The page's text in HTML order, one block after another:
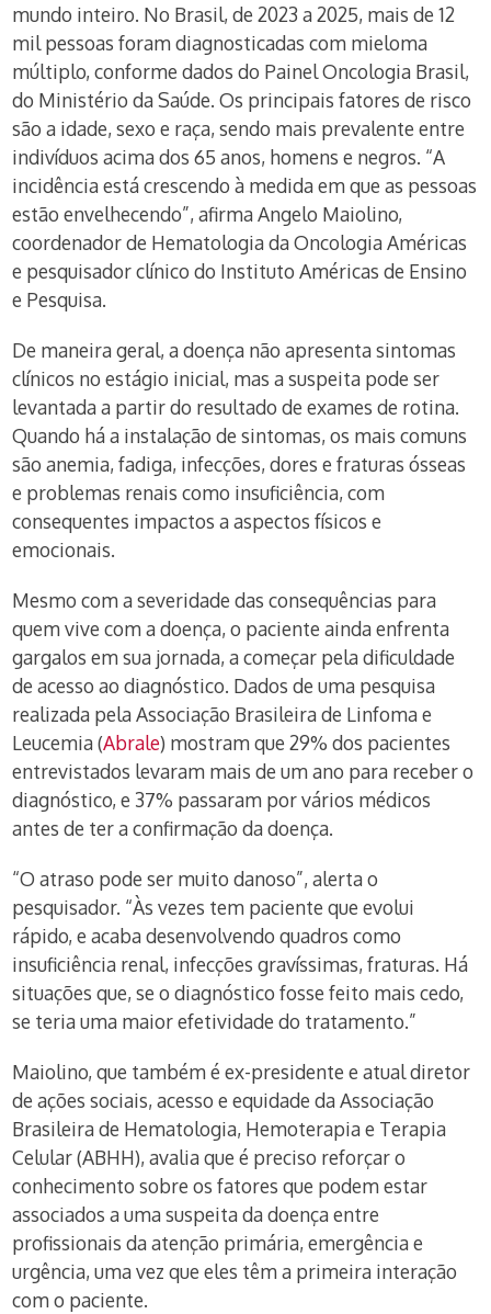
mundo inteiro. No Brasil, de 2023 a 2025, mais de 12
mil pessoas foram diagnosticadas com mieloma
múltiplo, conforme dados do Painel Oncologia Brasil,
do Ministério da Saúde. Os principais fatores de risco
são a idade, sexo e raça, sendo mais prevalente entre
indivíduos acima dos 65 anos, homens e negros. “A
incidência está crescendo à medida em que as pessoas
estão envelhecendo”, afirma Angelo Maiolino,
coordenador de Hematologia da Oncologia Américas
e pesquisador clínico do Instituto Américas de Ensino
e Pesquisa.
De maneira geral, a doença não apresenta sintomas
clínicos no estágio inicial, mas a suspeita pode ser
levantada a partir do resultado de exames de rotina.
Quando há a instalação de sintomas, os mais comuns
são anemia, fadiga, infecções, dores e fraturas ósseas
e problemas renais como insuficiência, com
consequentes impactos a aspectos físicos e
emocionais.
Mesmo com a severidade das consequências para
quem vive com a doença, o paciente ainda enfrenta
gargalos em sua jornada, a começar pela dificuldade
de acesso ao diagnóstico. Dados de uma pesquisa
realizada pela Associação Brasileira de Linfoma e
Leucemia (Abrale) mostram que 29% dos pacientes
entrevistados levaram mais de um ano para receber o
diagnóstico, e 37% passaram por vários médicos
antes de ter a confirmação da doença.
“O atraso pode ser muito danoso”, alerta o
pesquisador. “Às vezes tem paciente que evolui
rápido, e acaba desenvolvendo quadros como
insuficiência renal, infecções gravíssimas, fraturas. Há
situações que, se o diagnóstico fosse feito mais cedo,
se teria uma maior efetividade do tratamento.”
Maiolino, que também é ex-presidente e atual diretor
de ações sociais, acesso e equidade da Associação
Brasileira de Hematologia, Hemoterapia e Terapia
Celular (ABHH), avalia que é preciso reforçar o
conhecimento sobre os fatores que podem estar
associados a uma suspeita da doença entre
profissionais da atenção primária, emergência e
urgência, uma vez que eles têm a primeira interação
com o paciente.